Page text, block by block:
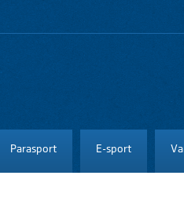
Parasport E-sport